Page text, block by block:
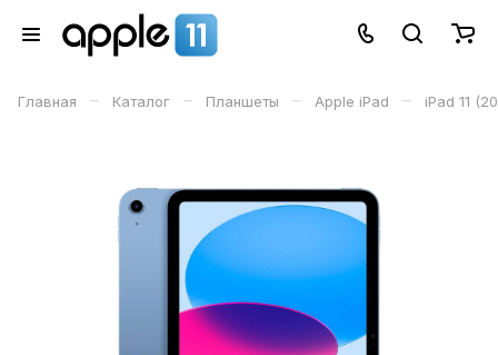
Главная – Каталог – Планшеты – Apple iPad – iPad 11